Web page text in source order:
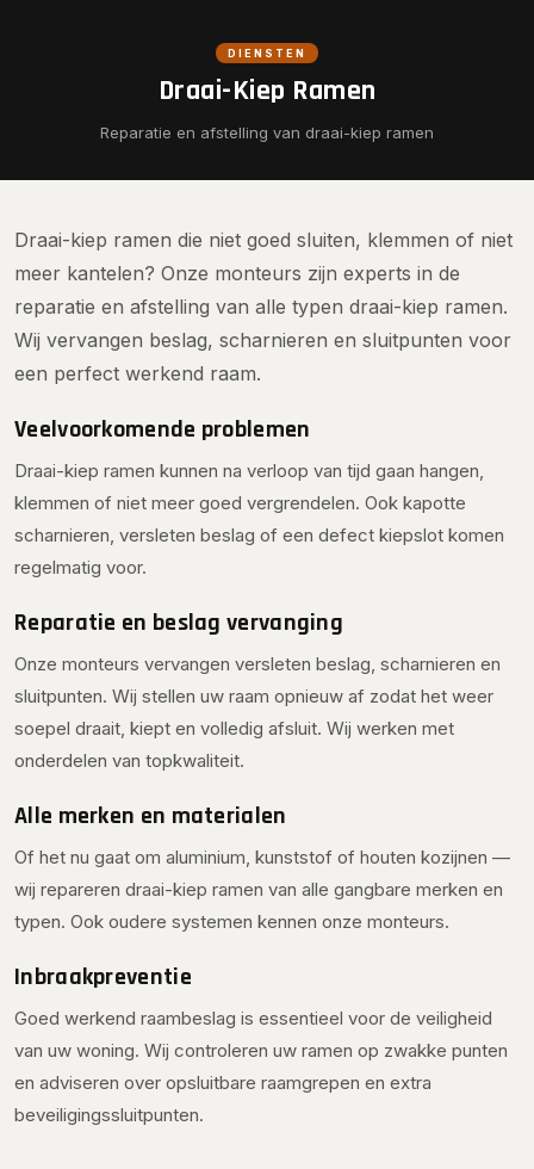
DIENSTEN
Draai-Kiep Ramen
Reparatie en afstelling van draai-kiep ramen
Draai-kiep ramen die niet goed sluiten, klemmen of niet
meer kantelen? Onze monteurs zijn experts in de
reparatie en afstelling van alle typen draai-kiep ramen.
Wij vervangen beslag, scharnieren en sluitpunten voor
een perfect werkend raam.
Veelvoorkomende problemen
Draai-kiep ramen kunnen na verloop van tijd gaan hangen,
klemmen of niet meer goed vergrendelen. Ook kapotte
scharnieren, versleten beslag of een defect kiepslot komen
regelmatig voor.
Reparatie en beslag vervanging
Onze monteurs vervangen versleten beslag, scharnieren en
sluitpunten. Wij stellen uw raam opnieuw af zodat het weer
soepel draait, kiept en volledig afsluit. Wij werken met
onderdelen van topkwaliteit.
Alle merken en materialen
Of het nu gaat om aluminium, kunststof of houten kozijnen —
wij repareren draai-kiep ramen van alle gangbare merken en
typen. Ook oudere systemen kennen onze monteurs.
Inbraakpreventie
Goed werkend raambeslag is essentieel voor de veiligheid
van uw woning. Wij controleren uw ramen op zwakke punten
en adviseren over opsluitbare raamgrepen en extra
beveiligingssluitpunten.